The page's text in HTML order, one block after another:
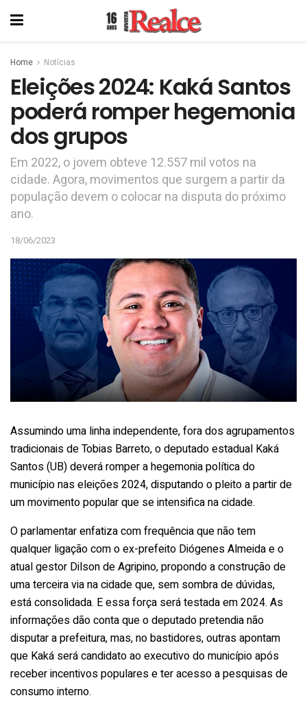
Home Notícias
Eleições 2024: Kaká Santos
poderá romper hegemonia
dos grupos
Em 2022, o jovem obteve 12.557 mil votos na
cidade. Agora, movimentos que surgem a partir da
população devem o colocar na disputa do próximo
ano.
18/06/2023
Assumindo uma linha independente, fora dos agrupamentos
tradicionais de Tobias Barreto, o deputado estadual Kaká
Santos (UB) deverá romper a hegemonia política do
município nas eleições 2024, disputando o pleito a partir de
um movimento popular que se intensifica na cidade.
O parlamentar enfatiza com frequência que não tem
qualquer ligação com o ex-prefeito Diógenes Almeida e o
atual gestor Dilson de Agripino, propondo a construção de
uma terceira via na cidade que, sem sombra de dúvidas,
está consolidada. E essa força será testada em 2024. As
informações dão conta que o deputado pretendia não
disputar a prefeitura, mas, no bastidores, outras apontam
que Kaká será candidato ao executivo do município após
receber incentivos populares e ter acesso a pesquisas de
consumo interno.